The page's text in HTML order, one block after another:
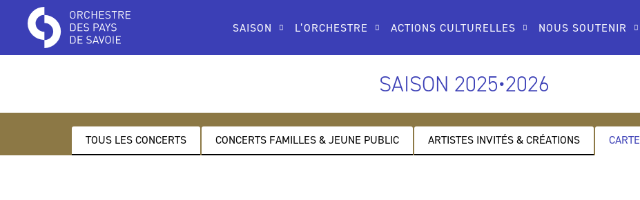
SAISON L’ORCHESTRE ACTIONS CULTURELLES NOUS SOUTENIR
SAISON 2025•2026
TOUS LES CONCERTS CONCERTS FAMILLES & JEUNE PUBLIC ARTISTES INVITÉS & CRÉATIONS CARTE